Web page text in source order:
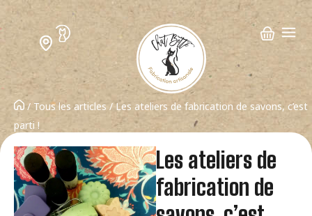
/ Tous les articles / Les ateliers de fabrication de savons, c’est
parti !
Les ateliers de
fabrication de